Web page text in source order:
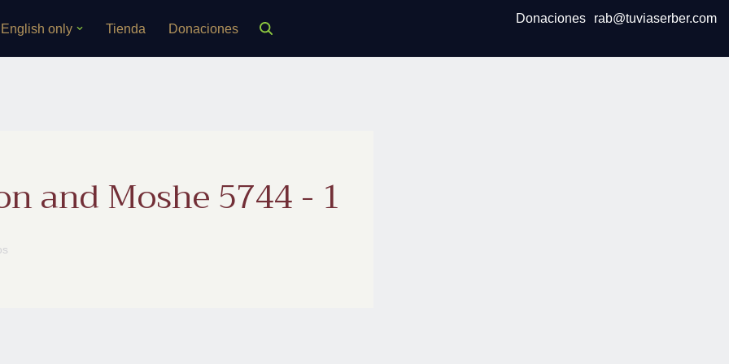
English only Tienda Donaciones
Donaciones rab@tuviaserber.com
and Moshe 5744 - 1